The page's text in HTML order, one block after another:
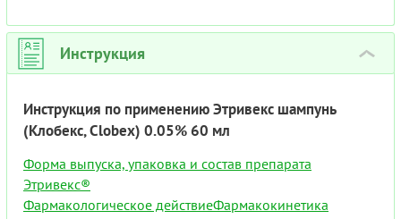
Инструкция ›
Инструкция по применению Этривекс шампунь
(Клобекс, Clobex) 0.05% 60 мл
Форма выпуска, упаковка и состав препарата
Этривекс®
Фармакологическое действиеФармакокинетика